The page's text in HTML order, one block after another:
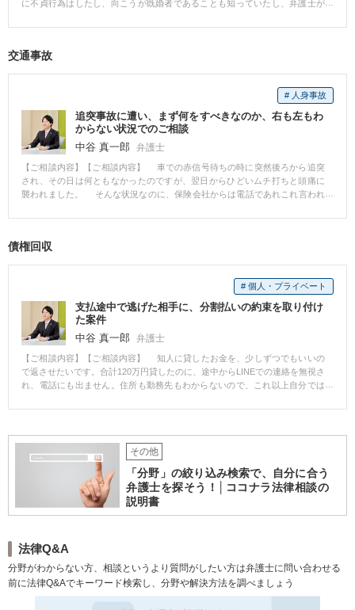
に不貞行為はしたし、向こうが既婚者であることも知っていたし、弁護士が
べきなのでしょうか。 【解決結果】 ご依頼を受けて、すぐに相手の弁護士と
ました。 【コメント】 事実として不貞行為をしたのであれば、先方の夫婦
ば、裁判を起こされてしまい負けてしまう可能性大です。 しかし、「300
万円を」支払うべき、ではありません。案件の内容により、もし裁判になっ
た場合の相場を検討し、それに近い額を支払う形で終件させるのがベストで
す。相手はあえて一旦高めの金額を設定し、こちらの様子を伺っている可能
性もあります。 さらに、あくまで話し合いである以上、こちらの貯金状況
が厳しいことを伝えて、分割払いでも許してもらえる場合があります。 と
はいえ、金額を下げてもらう交渉は、個人で行うことは困難です。相手はプ
ロですので、こちらもプロが対応しないと、はっきり言いまして、舐められ
取り、何度もやり取りをしました。ご本人から伺った状況からすれば、300万
れたとしても、裁判官がその額を支払えと命じる可能性はまずあり得ません
験豊富なプロの目で、落としどころを把握した上で交渉を開始しないと、こ
のような結果は生まれません。
交通事故
# 人身事故
追突事故に遭い、まず何をすべきなのか、右も左もわ
からない状況でのご相談
中谷 真一郎
弁護士
【ご相談内容】【ご相談内容】 車での赤信号待ちの時に突然後ろから追突
され、その日は何ともなかったのですが、翌日からひどいムチ打ちと頭痛に
襲われました。 そんな状況なのに、保険会社からは電話であれこれ言われ
そもそも今から何をどうすればいいのかわかりませんし、弁護士に相談して
ょうか。 【解決結果】 交通事故に遭われた方は、直後から色々な対応に追
ぐにご連絡いただいたのは大正解です。 対応内容としては、保険の確認、
治療、保険会社とのやりとり、以上が大きなものとなります。弁護士に依頼
いただければ、その時点でまず保険会社への対応をお任せいただけます。そ
の間ご自身は治療に専念いただけます。 治療終了後も、もし後遺症が残っ
た場合の認定手続きや、賠償金の示談交渉が必要となり、弁護士が全て窓口
になります。 さらに、保険の内容によっては、弁護士に払うお金は全部保
険会社がもってくれる可能性があります。 まずは弁護士との相談予約を入
れていただき、是非とも正式にご依頼ください。 【コメント】 入っておら
したので、ご相談後にすぐご依頼いただき、上記の対応を全部弁護士が行い
した。 何より、今何をどうしたらよいかがわからないストレスと、保険会
社と話すことのストレスから解放されたこと、そして、費用も一切かからな
かったことを、大変お喜びいただけました。
債権回収
# 個人・プライベート
支払途中で逃げた相手に、分割払いの約束を取り付け
た案件
中谷 真一郎
弁護士
【ご相談内容】【ご相談内容】 知人に貸したお金を、少しずつでもいいの
で返させたいです。合計120万円貸したのに、途中からLINEでの連絡を無視さ
れ、電話にも出ません。住所も勤務先もわからないので、これ以上自分では
でしょうか。 【解決結果】 弁護士であれば、携帯会社に契約者情報を問い
ことができます。 現在の住所が判明したので、内容証明郵便を送ったとこ
ろ、電話がかかってきました。そこから話をつけ、毎月5万円と少ないものの
きちんと払っていくことを約束させました。また、もし逃げた場合にはすぐ
に給料を差し押さえることができるように、公正証書も作成しておきまし
た。 解決後もご依頼者様と連絡をとっておりますが、途中で逃げられるこ
となく払われ続けているそうです。 【コメント】 弁護士の名前で内容証明
って舐められてしまい、無視したり逃げたりされがちです。 なにより、そ
とれる方法で進めるしかない状況でした。相手の住所は個人情報ですので、
専門家でないと調査できません。 ご本人様としてはダメ元だったらしく、
その他
「分野」の絞り込み検索で、自分に合う
弁護士を探そう！│ココナラ法律相談の
説明書
法律Q&A
分野がわからない方、相談というより質問がしたい方は弁護士に問い合わせる
前に法律Q&Aでキーワード検索し、分野や解決方法を調べましょう